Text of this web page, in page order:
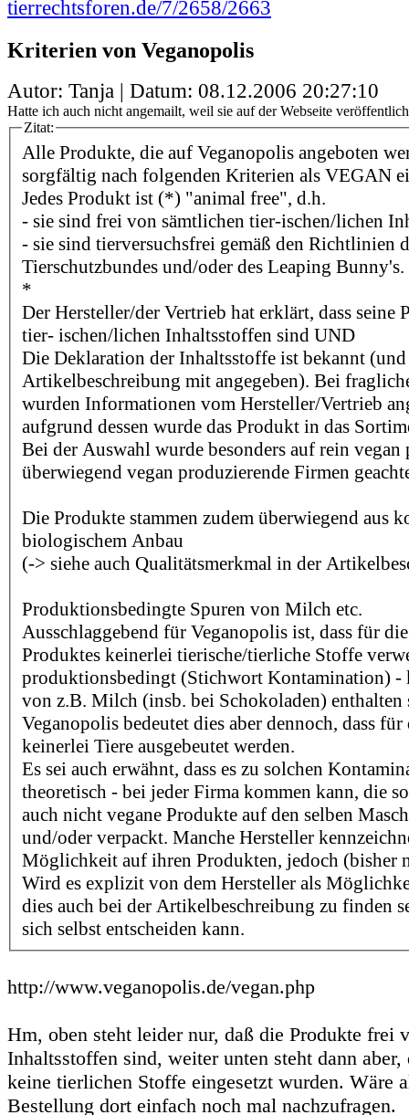
tierrechtsforen.de/7/2658/2663
Kriterien von Veganopolis
Autor: Tanja | Datum: 08.12.2006 20:27:10
Hatte ich auch nicht angemailt, weil sie auf der Webseite
Zitat:
Alle Produkte, die auf Veganopolis angeboten
sorgfältig nach folgenden Kriterien als VEGAN
Jedes Produkt ist (*) "animal free", d.h.
- sie sind frei von sämtlichen tier-ischen/lichen
- sie sind tierversuchsfrei gemäß den Richtlinien
Tierschutzbundes und/oder des Leaping Bunny's.
*
Der Hersteller/der Vertrieb hat erklärt, dass seine
tier- ischen/lichen Inhaltsstoffen sind UND
Die Deklaration der Inhaltsstoffe ist bekannt
Artikelbeschreibung mit angegeben). Bei
wurden Informationen vom Hersteller/Vertrieb
aufgrund dessen wurde das Produkt in das
Bei der Auswahl wurde besonders auf rein vegan
überwiegend vegan produzierende Firmen
Die Produkte stammen zudem überwiegend aus
biologischem Anbau
(-> siehe auch Qualitätsmerkmal in der
Produktionsbedingte Spuren von Milch etc.
Ausschlaggebend für Veganopolis ist, dass für
Produktes keinerlei tierische/tierliche Stoffe
produktionsbedingt (Stichwort Kontamination) -
von z.B. Milch (insb. bei Schokoladen) enthalten
Veganopolis bedeutet dies aber dennoch, dass
keinerlei Tiere ausgebeutet werden.
Es sei auch erwähnt, dass es zu solchen
theoretisch - bei jeder Firma kommen kann, die
auch nicht vegane Produkte auf den selben
und/oder verpackt. Manche Hersteller
Möglichkeit auf ihren Produkten, jedoch (bisher
Wird es explizit von dem Hersteller als
dies auch bei der Artikelbeschreibung zu finden
sich selbst entscheiden kann.
http://www.veganopolis.de/vegan.php
Hm, oben steht leider nur, daß die Produkte frei
Inhaltsstoffen sind, weiter unten steht dann
keine tierlichen Stoffe eingesetzt wurden. Wäre
Bestellung dort einfach noch mal nachzufragen.